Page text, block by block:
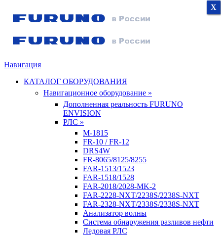
Навигация
КАТАЛОГ ОБОРУДОВАНИЯ
Навигационное оборудование »
Дополненная реальность FURUNO
ENVISION
РЛС »
M-1815
FR-10 / FR-12
DRS4W
FR-8065/8125/8255
FAR-1513/1523
FAR-1518/1528
FAR-2018/2028-MK-2
FAR-2228-NXT/2238S/2238S-NXT
FAR-2328-NXT/2338S/2338S-NXT
Анализатор волны
Система обнаружения разливов нефти
Ледовая РЛС
X
X
X